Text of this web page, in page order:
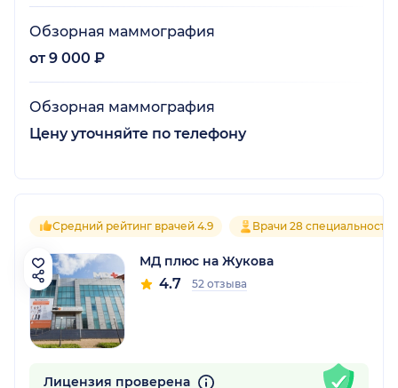
Обзорная маммография
от 9 000 ₽
Обзорная маммография
Цену уточняйте по телефону
Средний рейтинг врачей 4.9 Врачи 28
МД плюс на Жукова
4.7 52 отзыва
Лицензия проверена